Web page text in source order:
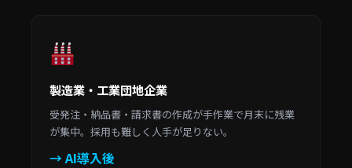
製造業・工業団地企業
受発注・納品書・請求書の作成が手作業で月末に残業
が集中。採用も難しく人手が足りない。
→ AI導入後